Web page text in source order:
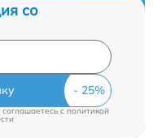
со
c политикой